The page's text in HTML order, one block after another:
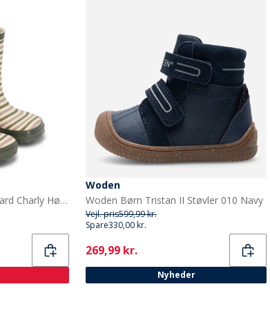
Bundgaard Børne Bungaard Charly Høj Gummistøvler Peony Stripe
Woden
Woden Børn Tristan II Støvler 010 Navy
Vejl. pris599,99 kr.
Spare330,00 kr.
Current
269,99 kr.
Nyheder